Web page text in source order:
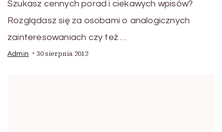
Szukasz cennych porad i ciekawych wpisów?
Rozglądasz się za osobami o analogicznych
zainteresowaniach czy też …
Admin 30 sierpnia 2012